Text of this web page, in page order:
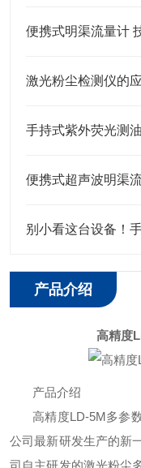
便携式明渠流量计
激光粉尘检测仪的
便携式超声波明渠
产品介绍
高精度
产品介绍
高精度LD-5M多参
公司最新研发生产的新
司自主研发的激光粉尘